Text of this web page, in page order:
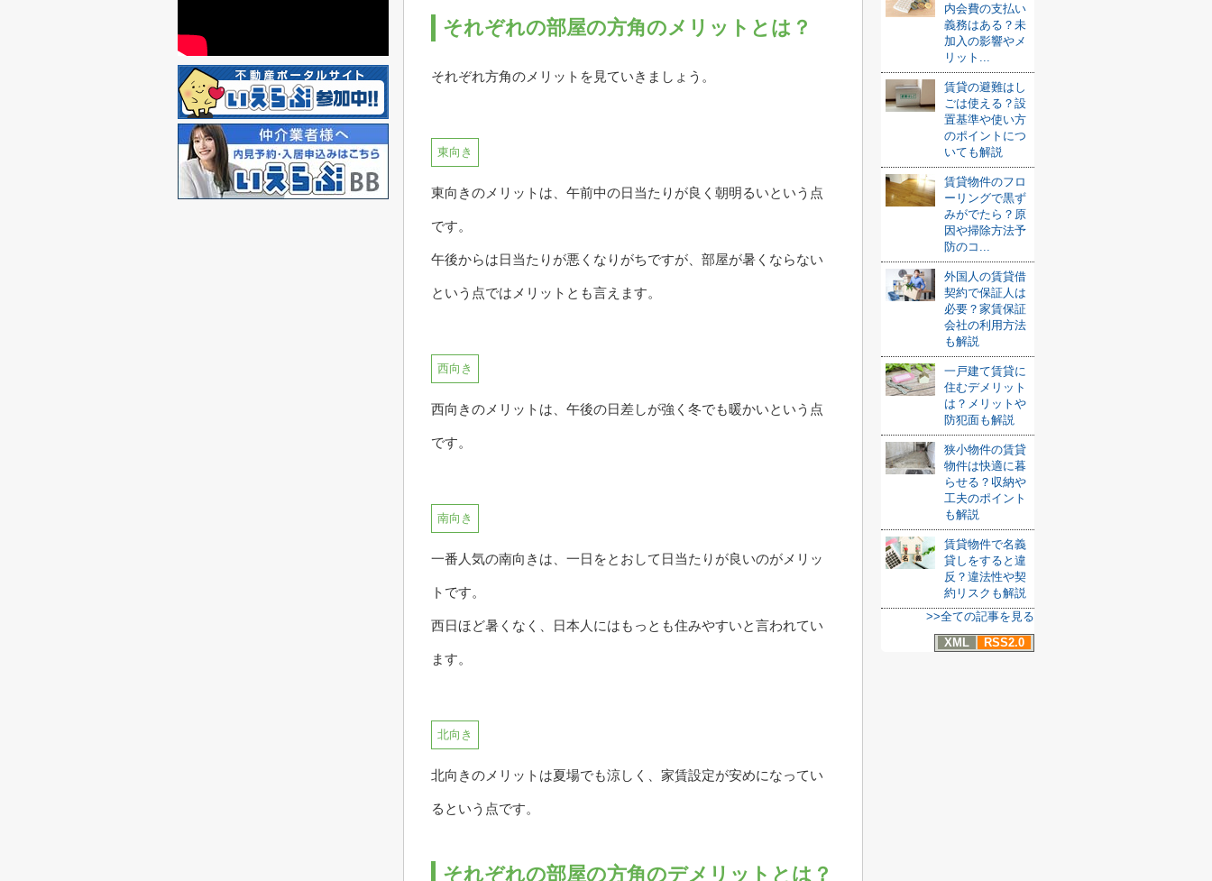
それぞれの部屋の方角のメリットとは？
それぞれ方角のメリットを見ていきましょう。
東向き
東向きのメリットは、午前中の日当たりが良く朝明るいという点
です。
午後からは日当たりが悪くなりがちですが、部屋が暑くならない
という点ではメリットとも言えます。
西向き
西向きのメリットは、午後の日差しが強く冬でも暖かいという点
です。
南向き
一番人気の南向きは、一日をとおして日当たりが良いのがメリッ
トです。
西日ほど暑くなく、日本人にはもっとも住みやすいと言われてい
ます。
北向き
北向きのメリットは夏場でも涼しく、家賃設定が安めになってい
るという点です。
それぞれの部屋の方角のデメリットとは？
内会費の支払い
義務はある？未
加入の影響やメ
リット...
賃貸の避難はし
ごは使える？設
置基準や使い方
のポイントにつ
いても解説
賃貸物件のフロ
ーリングで黒ず
みがでたら？原
因や掃除方法予
防のコ...
外国人の賃貸借
契約で保証人は
必要？家賃保証
会社の利用方法
も解説
一戸建て賃貸に
住むデメリット
は？メリットや
防犯面も解説
狭小物件の賃貸
物件は快適に暮
らせる？収納や
工夫のポイント
も解説
賃貸物件で名義
貸しをすると違
反？違法性や契
約リスクも解説
>>全ての記事を見る
XML
RSS2.0